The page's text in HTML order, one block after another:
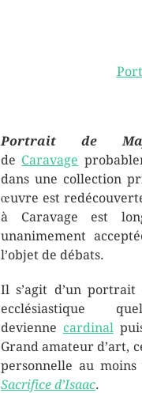
Portrait de
de Caravage
dans une collection
œuvre est
à Caravage est
unanimement
l’objet de débats.
Il s’agit d’un
ecclésiastique
devienne cardinal
Grand amateur d’art,
personnelle au
Sacrifice d’Isaac.